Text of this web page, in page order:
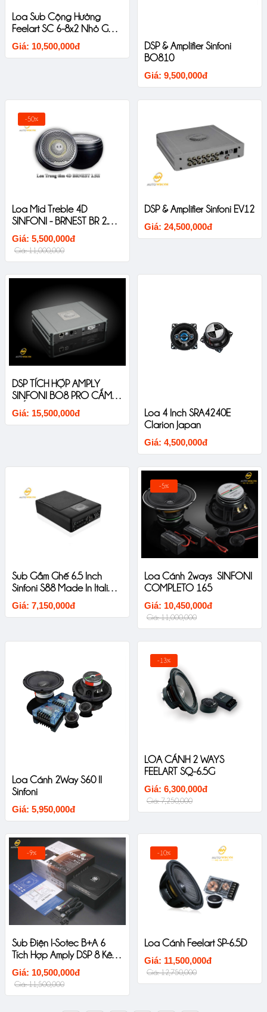
Loa Sub Cộng Hưởng
Feelart SC 6-8x2 Nhỏ Gọn
Chất Âm Mềm
Giá: 10,500,000đ
DSP & Amplifier Sinfoni
BO810
Giá: 9,500,000đ
-50%
Loa Mid Treble 4D
SINFONI - BRNEST BR 2.5II
Thiết Kế Liền Khối Âm
Thanh Sắc Nét
Giá: 5,500,000đ
Giá: 11,000,000
DSP & Amplifier Sinfoni EV12
Giá: 24,500,000đ
DSP TÍCH HỢP AMPLY
SINFONI BO8 PRO CẮM
GIẮC ZIN CHO XE ĐÃ CÓ
AMPLY
Giá: 15,500,000đ
Loa 4 Inch SRA4240E
Clarion Japan
Giá: 4,500,000đ
Sub Gầm Ghế 6.5 Inch
Sinfoni S88 Made In Italia
New Untral Thin
Giá: 7,150,000đ
-5%
Loa Cánh 2ways SINFONI
COMPLETO 165
Giá: 10,450,000đ
Giá: 11,000,000
Loa Cánh 2Way S60 II
Sinfoni
Giá: 5,950,000đ
-13%
LOA CÁNH 2 WAYS
FEELART SQ-6.5G
Giá: 6,300,000đ
Giá: 7,250,000
-9%
Sub Điện I-Sotec B+A 6
Tích Hợp Amply DSP 8 Kênh
Ô Tô Cao Cấp
Giá: 10,500,000đ
Giá: 11,500,000
-10%
Loa Cánh Feelart SP-6.5D
Giá: 11,500,000đ
Giá: 12,750,000